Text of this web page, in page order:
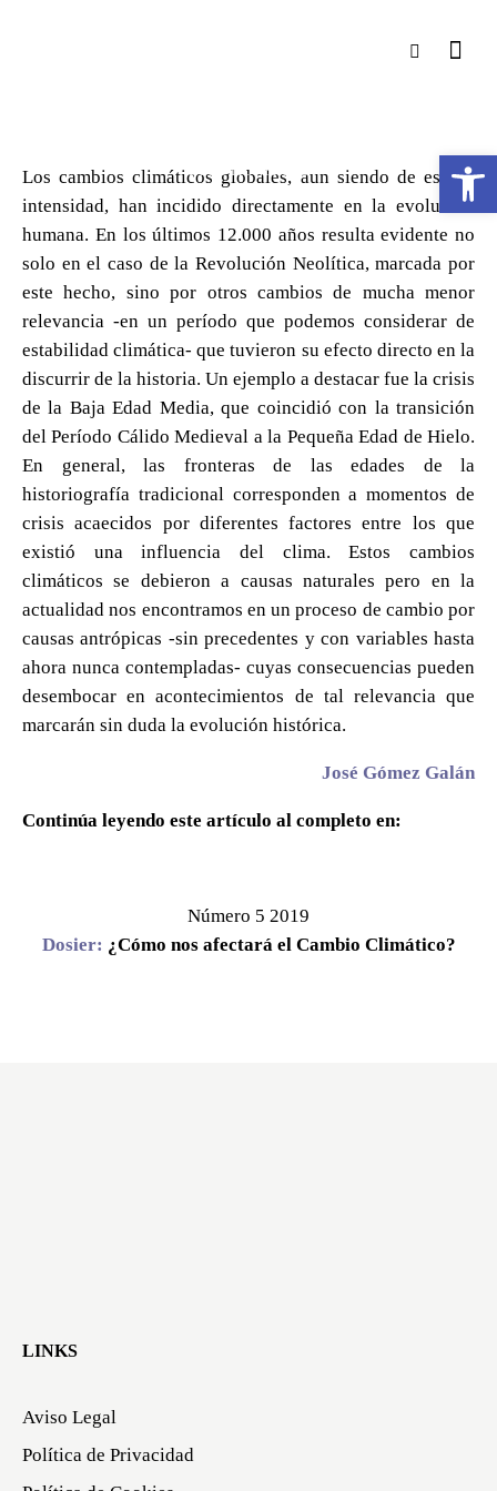
EURYTIONPRESS
Los cambios climáticos globales, aun siendo de escasa
intensidad, han incidido directamente en la evolución
humana. En los últimos 12.000 años resulta evidente no
solo en el caso de la Revolución Neolítica, marcada por
este hecho, sino por otros cambios de mucha menor
relevancia -en un período que podemos considerar de
estabilidad climática- que tuvieron su efecto directo en la
discurrir de la historia. Un ejemplo a destacar fue la crisis
de la Baja Edad Media, que coincidió con la transición
del Período Cálido Medieval a la Pequeña Edad de Hielo.
En general, las fronteras de las edades de la
historiografía tradicional corresponden a momentos de
crisis acaecidos por diferentes factores entre los que
existió una influencia del clima. Estos cambios
climáticos se debieron a causas naturales pero en la
actualidad nos encontramos en un proceso de cambio por
causas antrópicas -sin precedentes y con variables hasta
ahora nunca contempladas- cuyas consecuencias pueden
desembocar en acontecimientos de tal relevancia que
marcarán sin duda la evolución histórica.
José Gómez Galán
Continúa leyendo este artículo al completo en:
Número 5 2019
Dosier: ¿Cómo nos afectará el Cambio Climático?
LINKS
Aviso Legal
Política de Privacidad
Abrir barra de herramientas